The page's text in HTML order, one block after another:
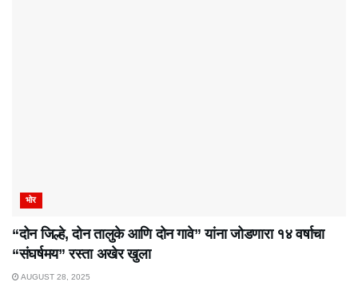
भोर
“दोन जिल्हे, दोन तालुके आणि दोन गावे” यांना जोडणारा १४ वर्षाचा
“संघर्षमय” रस्ता अखेर खुला
AUGUST 28, 2025